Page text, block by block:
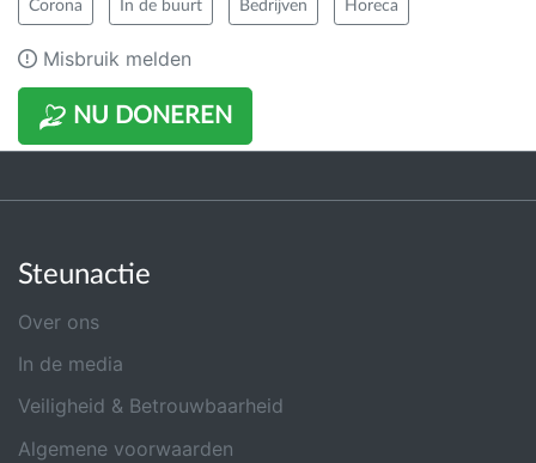
NU DONEREN
Corona In de buurt Bedrijven Horeca
Misbruik melden
Steunactie
Over ons
In de media
Veiligheid & Betrouwbaarheid
Algemene voorwaarden